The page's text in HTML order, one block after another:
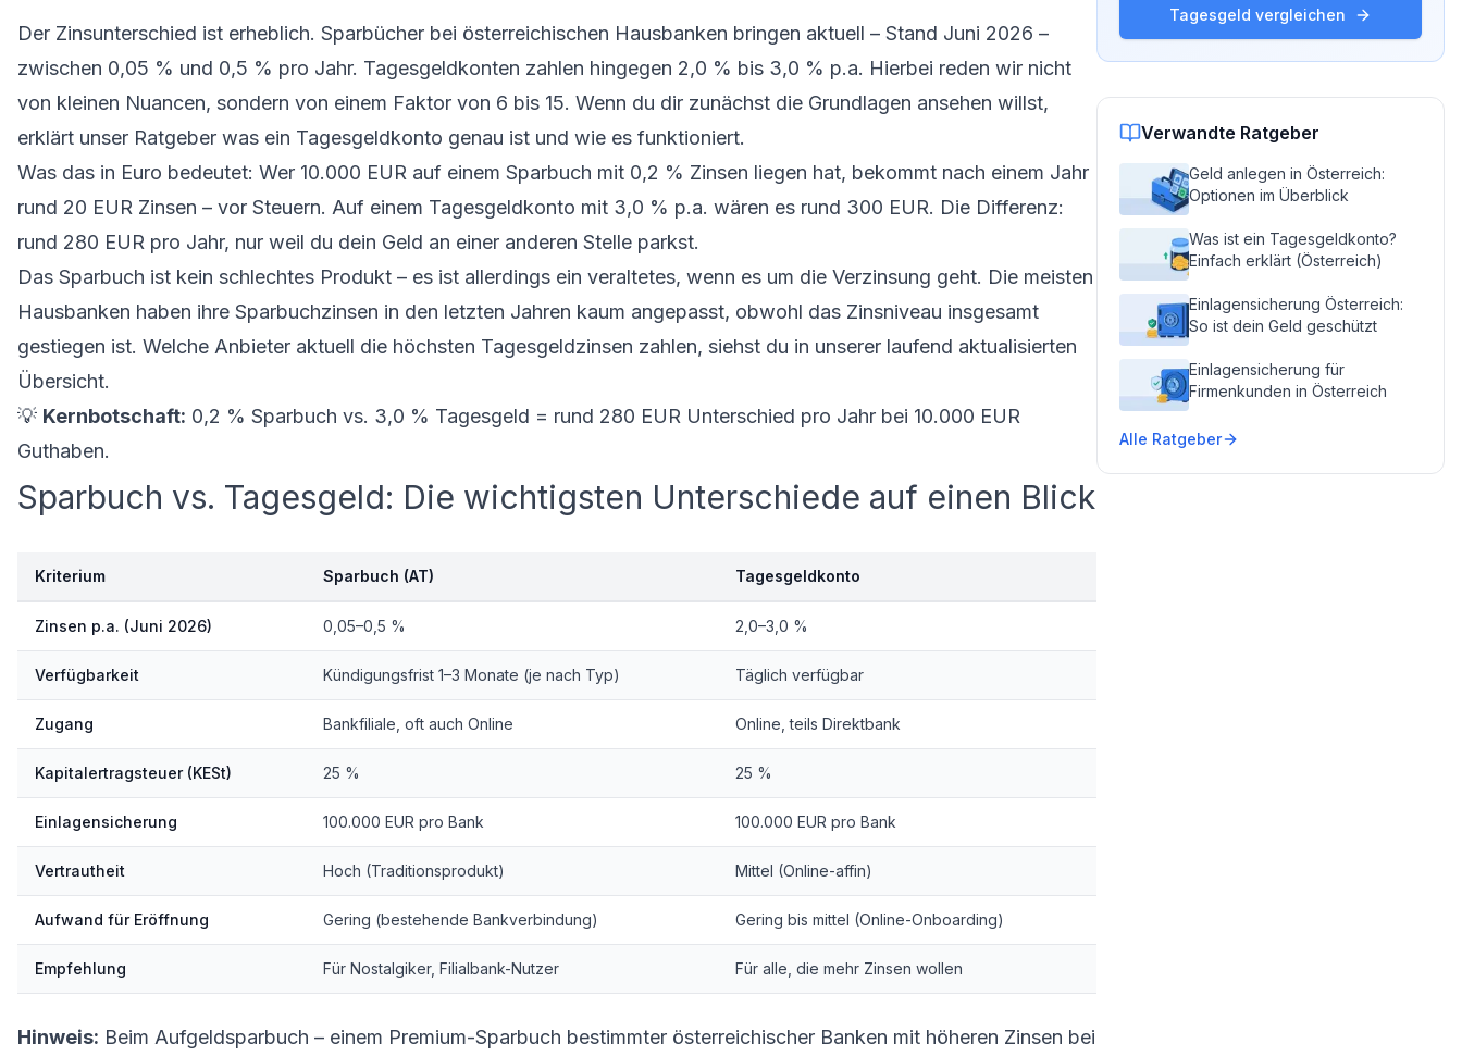
Der Zinsunterschied ist erheblich. Sparbücher bei österreichischen Hausbanken bringen aktuell – Stand Juni 2026 –
zwischen 0,05 % und 0,5 % pro Jahr. Tagesgeldkonten zahlen hingegen 2,0 % bis 3,0 % p.a. Hierbei reden wir nicht
von kleinen Nuancen, sondern von einem Faktor von 6 bis 15. Wenn du dir zunächst die Grundlagen ansehen willst,
erklärt unser Ratgeber was ein Tagesgeldkonto genau ist und wie es funktioniert.
Was das in Euro bedeutet: Wer 10.000 EUR auf einem Sparbuch mit 0,2 % Zinsen liegen hat, bekommt nach einem Jahr
rund 20 EUR Zinsen – vor Steuern. Auf einem Tagesgeldkonto mit 3,0 % p.a. wären es rund 300 EUR. Die Differenz:
rund 280 EUR pro Jahr, nur weil du dein Geld an einer anderen Stelle parkst.
Das Sparbuch ist kein schlechtes Produkt – es ist allerdings ein veraltetes, wenn es um die Verzinsung geht. Die meisten
Hausbanken haben ihre Sparbuchzinsen in den letzten Jahren kaum angepasst, obwohl das Zinsniveau insgesamt
gestiegen ist. Welche Anbieter aktuell die höchsten Tagesgeldzinsen zahlen, siehst du in unserer laufend aktualisierten
Übersicht.
💡 Kernbotschaft: 0,2 % Sparbuch vs. 3,0 % Tagesgeld = rund 280 EUR Unterschied pro Jahr bei 10.000 EUR
Guthaben.
Sparbuch vs. Tagesgeld: Die wichtigsten Unterschiede auf einen Blick
Kriterium Sparbuch (AT) Tagesgeldkonto
Zinsen p.a. (Juni 2026) 0,05–0,5 % 2,0–3,0 %
Verfügbarkeit Kündigungsfrist 1–3 Monate (je nach Typ) Täglich verfügbar
Zugang Bankfiliale, oft auch Online Online, teils Direktbank
Kapitalertragsteuer (KESt) 25 % 25 %
Einlagensicherung 100.000 EUR pro Bank 100.000 EUR pro Bank
Vertrautheit Hoch (Traditionsprodukt) Mittel (Online-affin)
Aufwand für Eröffnung Gering (bestehende Bankverbindung) Gering bis mittel (Online-Onboarding)
Empfehlung Für Nostalgiker, Filialbank-Nutzer Für alle, die mehr Zinsen wollen
Hinweis: Beim Aufgeldsparbuch – einem Premium-Sparbuch bestimmter österreichischer Banken mit höheren Zinsen bei
Tagesgeld vergleichen
Verwandte Ratgeber
Geld anlegen in Österreich:
Optionen im Überblick
Was ist ein Tagesgeldkonto?
Einfach erklärt (Österreich)
Einlagensicherung Österreich:
So ist dein Geld geschützt
Einlagensicherung für
Firmenkunden in Österreich
Alle Ratgeber